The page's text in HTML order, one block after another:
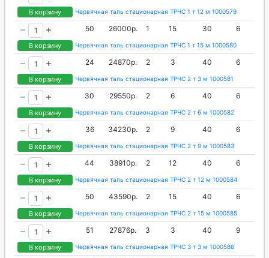
В корзину Червячная таль стационарная ТРЧС 1 т 12 м 1000579
В корзину
50 26000р. 1 15 30 6
Червячная таль стационарная ТРЧС 1 т 15 м 1000580
В корзину
24 24870р. 2 3 40 6
Червячная таль стационарная ТРЧС 2 т 3 м 1000581
В корзину
30 29550р. 2 6 40 6
Червячная таль стационарная ТРЧС 2 т 6 м 1000582
В корзину
36 34230р. 2 9 40 6
Червячная таль стационарная ТРЧС 2 т 9 м 1000583
В корзину
44 38910р. 2 12 40 6
Червячная таль стационарная ТРЧС 2 т 12 м 1000584
В корзину
50 43590р. 2 15 40 6
Червячная таль стационарная ТРЧС 2 т 15 м 1000585
В корзину
51 27876р. 3 3 40 9
Червячная таль стационарная ТРЧС 3 т 3 м 1000586